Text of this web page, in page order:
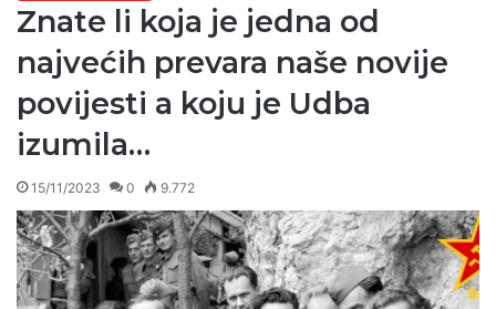
Znate li koja je jedna od
najvećih prevara naše novije
povijesti a koju je Udba
izumila…
15/11/2023 0 9.772